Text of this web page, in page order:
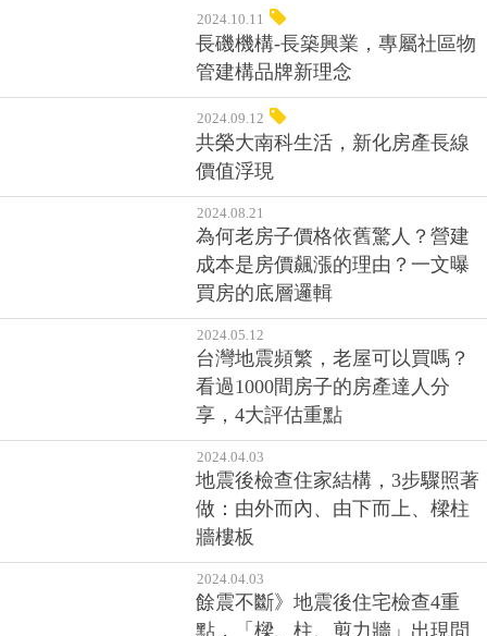
2024.10.11
長磯機構-長築興業，專屬社區物
管建構品牌新理念
2024.09.12
共榮大南科生活，新化房產長線
價值浮現
2024.08.21
為何老房子價格依舊驚人？營建
成本是房價飆漲的理由？一文曝
買房的底層邏輯
2024.05.12
台灣地震頻繁，老屋可以買嗎？
看過1000間房子的房產達人分
享，4大評估重點
2024.04.03
地震後檢查住家結構，3步驟照著
做：由外而內、由下而上、樑柱
牆樓板
2024.04.03
餘震不斷》地震後住宅檢查4重
點，「樑、柱、剪力牆」出現問